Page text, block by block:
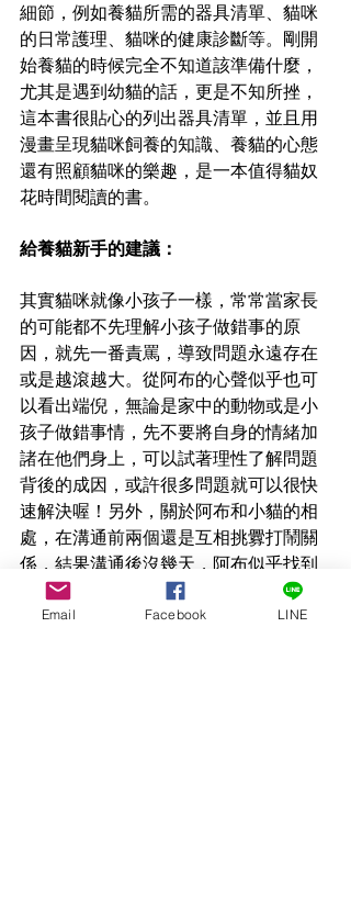
細節，例如養貓所需的器具清單、貓咪
的日常護理、貓咪的健康診斷等。剛開
始養貓的時候完全不知道該準備什麼，
尤其是遇到幼貓的話，更是不知所挫，
這本書很貼心的列出器具清單，並且用
漫畫呈現貓咪飼養的知識、養貓的心態
還有照顧貓咪的樂趣，是一本值得貓奴
花時間閱讀的書。
給養貓新手的建議：
其實貓咪就像小孩子一樣，常常當家長
的可能都不先理解小孩子做錯事的原
因，就先一番責罵，導致問題永遠存在
或是越滾越大。從阿布的心聲似乎也可
以看出端倪，無論是家中的動物或是小
孩子做錯事情，先不要將自身的情緒加
諸在他們身上，可以試著理性了解問題
背後的成因，或許很多問題就可以很快
速解決喔！另外，關於阿布和小貓的相
處，在溝通前兩個還是互相挑釁打鬧關
係，結果溝通後沒幾天，阿布似乎找到
了應對小貓的方法，用他的不極端處理
方式以及耐心收服了小貓，也讓小貓正
Email Facebook LINE